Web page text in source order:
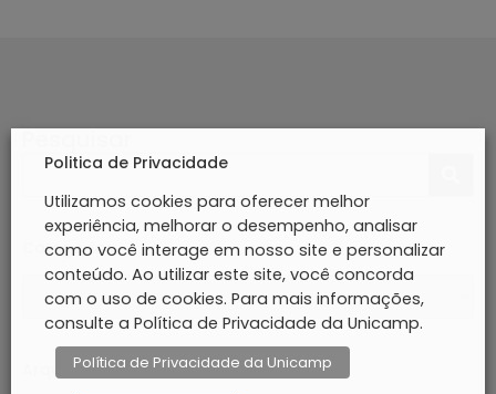
Pesquisar
Categorias
Arquivos
Politica de Privacidade
Utilizamos cookies para oferecer melhor
experiência, melhorar o desempenho, analisar
como você interage em nosso site e personalizar
conteúdo. Ao utilizar este site, você concorda
com o uso de cookies. Para mais informações,
consulte a Política de Privacidade da Unicamp.
Política de Privacidade da Unicamp